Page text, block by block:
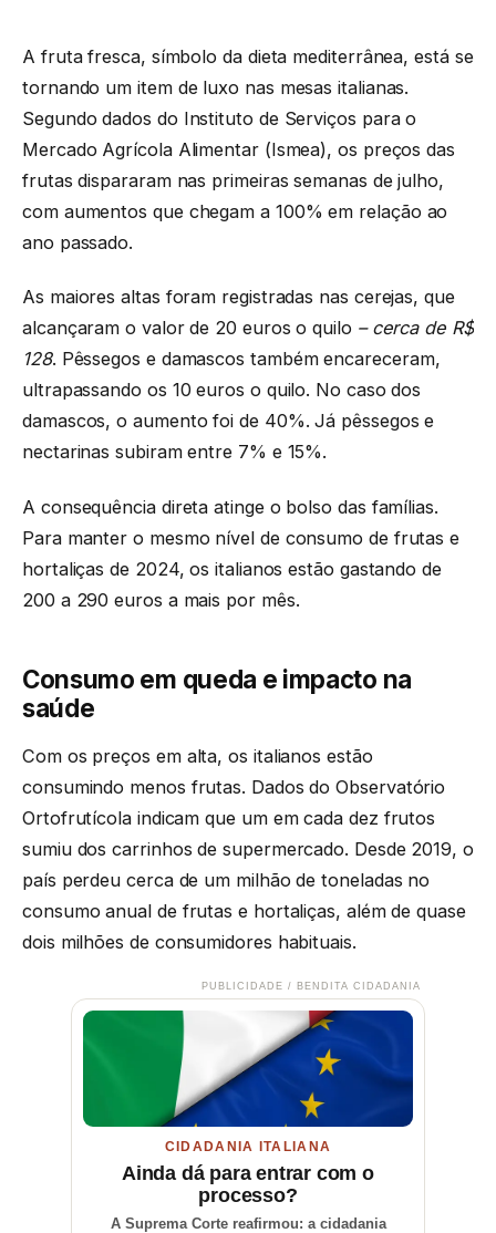
A fruta fresca, símbolo da dieta mediterrânea, está se
tornando um item de luxo nas mesas italianas.
Segundo dados do Instituto de Serviços para o
Mercado Agrícola Alimentar (Ismea), os preços das
frutas dispararam nas primeiras semanas de julho,
com aumentos que chegam a 100% em relação ao
ano passado.
As maiores altas foram registradas nas cerejas, que
alcançaram o valor de 20 euros o quilo – cerca de R$
128. Pêssegos e damascos também encareceram,
ultrapassando os 10 euros o quilo. No caso dos
damascos, o aumento foi de 40%. Já pêssegos e
nectarinas subiram entre 7% e 15%.
A consequência direta atinge o bolso das famílias.
Para manter o mesmo nível de consumo de frutas e
hortaliças de 2024, os italianos estão gastando de
200 a 290 euros a mais por mês.
Consumo em queda e impacto na
saúde
Com os preços em alta, os italianos estão
consumindo menos frutas. Dados do Observatório
Ortofrutícola indicam que um em cada dez frutos
sumiu dos carrinhos de supermercado. Desde 2019, o
país perdeu cerca de um milhão de toneladas no
consumo anual de frutas e hortaliças, além de quase
dois milhões de consumidores habituais.
PUBLICIDADE / BENDITA CIDADANIA
CIDADANIA ITALIANA
Ainda dá para entrar com o
processo?
A Suprema Corte reafirmou: a cidadania